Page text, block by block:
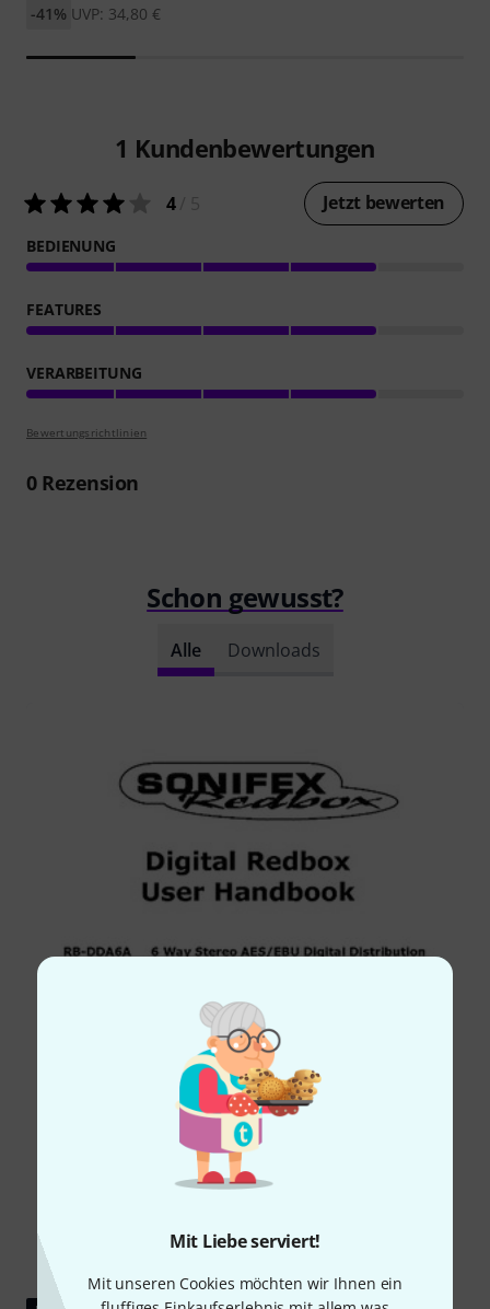
Mit Liebe serviert!
Mit unseren Cookies möchten wir Ihnen ein
UVP: 34,80 €
-41%
1 Kundenbewertungen
4/ 5 Jetzt bewerten
BEDIENUNG
FEATURES
VERARBEITUNG
Bewertungsrichtlinien
0Rezension
Schon gewusst?
Alle Downloads